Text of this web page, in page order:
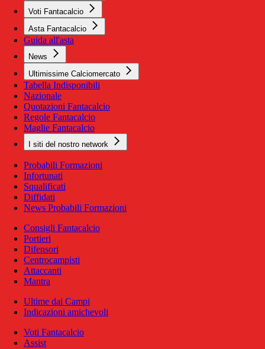
Voti Fantacalcio
Asta Fantacalcio
Guida all'asta
News
Ultimissime Calciomercato
Tabella Indisponibili
Nazionale
Quotazioni Fantacalcio
Regole Fantacalcio
Maglie Fantacalcio
I siti del nostro network
Probabili Formazioni
Infortunati
Squalificati
Diffidati
News Probabili Formazioni
Consigli Fantacalcio
Portieri
Difensori
Centrocampisti
Attaccanti
Mantra
Ultime dai Campi
Indicazioni amichevoli
Voti Fantacalcio
Assist